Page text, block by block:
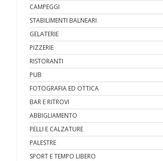
CAMPEGGI
STABILIMENTI BALNEARI
GELATERIE
PIZZERIE
RISTORANTI
PUB
FOTOGRAFIA ED OTTICA
BAR E RITROVI
ABBIGLIAMENTO
PELLI E CALZATURE
PALESTRE
SPORT E TEMPO LIBERO